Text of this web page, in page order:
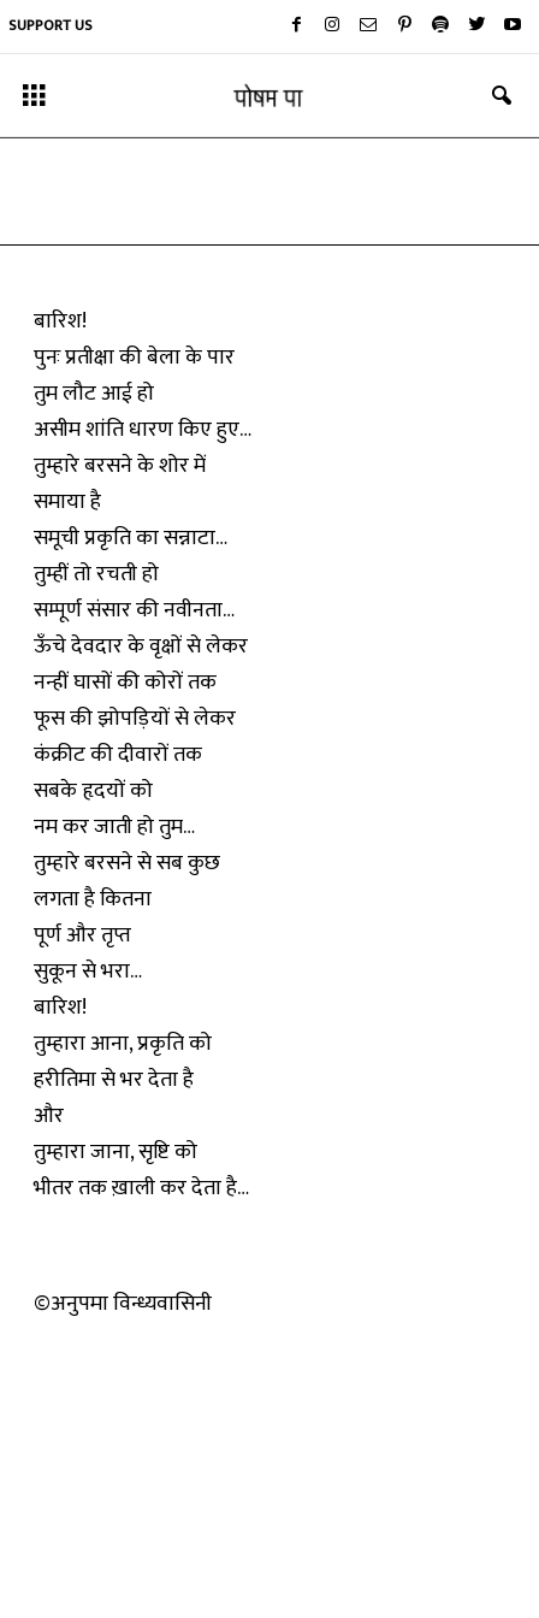
SUPPORT US
कविता
बारिश
Byअनुपमा विन्ध्यवासिनी
बारिश!
पुनः प्रतीक्षा की बेला के पार
तुम लौट आई हो
असीम शांति धारण किए हुए…
तुम्हारे बरसने के शोर में
समाया है
समूची प्रकृति का सन्नाटा…
तुम्हीं तो रचती हो
सम्पूर्ण संसार की नवीनता…
ऊँचे देवदार के वृक्षों से लेकर
नन्हीं घासों की कोरों तक
फूस की झोपड़ियों से लेकर
कंक्रीट की दीवारों तक
सबके हृदयों को
नम कर जाती हो तुम…
तुम्हारे बरसने से सब कुछ
लगता है कितना
पूर्ण और तृप्त
सुकून से भरा…
बारिश!
तुम्हारा आना, प्रकृति को
हरीतिमा से भर देता है
और
तुम्हारा जाना, सृष्टि को
भीतर तक ख़ाली कर देता है…
©अनुपमा विन्ध्यवासिनी